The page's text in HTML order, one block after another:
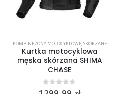
KOMBINEZONY MOTOCYKLOWE,SKÓRZANE
Kurtka motocyklowa
męska skórzana SHIMA
CHASE
0out of 5